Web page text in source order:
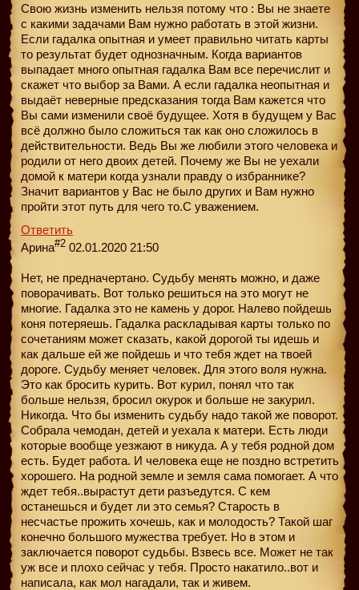
Свою жизнь изменить нельзя потому что : Вы не знаете
с какими задачами Вам нужно работать в этой жизни.
Если гадалка опытная и умеет правильно читать карты
то результат будет однозначным. Когда вариантов
выпадает много опытная гадалка Вам все перечислит и
скажет что выбор за Вами. А если гадалка неопытная и
выдаёт неверные предсказания тогда Вам кажется что
Вы сами изменили своё будущее. Хотя в будущем у Вас
всё должно было сложиться так как оно сложилось в
действительности. Ведь Вы же любили этого человека и
родили от него двоих детей. Почему же Вы не уехали
домой к матери когда узнали правду о избраннике?
Значит вариантов у Вас не было других и Вам нужно
пройти этот путь для чего то.С уважением.
Ответить
Арина#2 02.01.2020 21:50
Нет, не предначертано. Судьбу менять можно, и даже
поворачивать. Вот только решиться на это могут не
многие. Гадалка это не камень у дорог. Налево пойдешь
коня потеряешь. Гадалка раскладывая карты только по
сочетаниям может сказать, какой дорогой ты идешь и
как дальше ей же пойдешь и что тебя ждет на твоей
дороге. Судьбу меняет человек. Для этого воля нужна.
Это как бросить курить. Вот курил, понял что так
больше нельзя, бросил окурок и больше не закурил.
Никогда. Что бы изменить судьбу надо такой же поворот.
Собрала чемодан, детей и уехала к матери. Есть люди
которые вообще уезжают в никуда. А у тебя родной дом
есть. Будет работа. И человека еще не поздно встретить
хорошего. На родной земле и земля сама помогает. А что
ждет тебя..вырастут дети разъедутся. С кем
останешься и будет ли это семья? Старость в
несчастье прожить хочешь, как и молодость? Такой шаг
конечно большого мужества требует. Но в этом и
заключается поворот судьбы. Взвесь все. Может не так
уж все и плохо сейчас у тебя. Просто накатило..вот и
написала, как мол нагадали, так и живем.